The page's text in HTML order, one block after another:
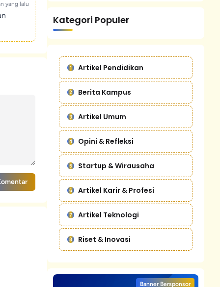
yang lalu
Kategori Populer
Artikel Pendidikan
Berita Kampus
Artikel Umum
Opini & Refleksi
Startup & Wirausaha
Artikel Karir & Profesi
Artikel Teknologi
Riset & Inovasi
Banner Bersponsor